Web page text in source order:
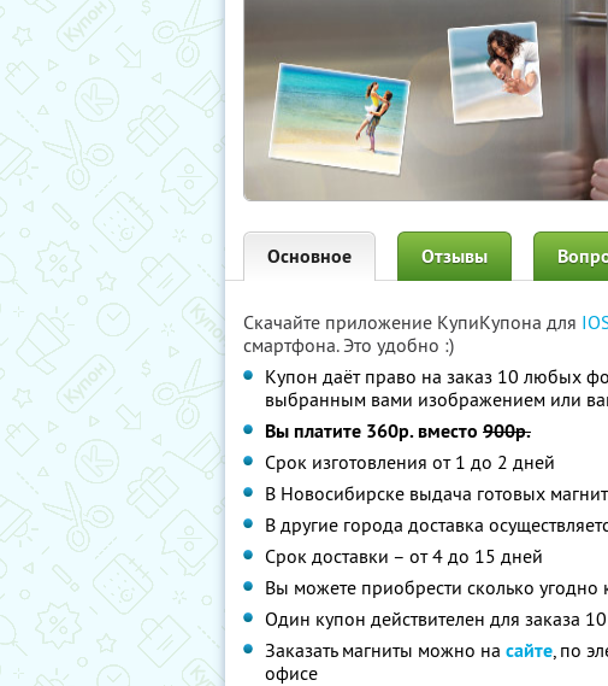
Основное Отзывы
Скачайте приложение КупиКупона для
смартфона. Это удобно :)
Купон даёт право на заказ 10 любых
выбранным вами изображением или
Вы платите 360р. вместо 900р.
Срок изготовления от 1 до 2 дней
В Новосибирске выдача готовых
В другие города доставка
Срок доставки – от 4 до 15 дней
Вы можете приобрести сколько
Один купон действителен для заказа
Заказать магниты можно на сайте, по
офисе